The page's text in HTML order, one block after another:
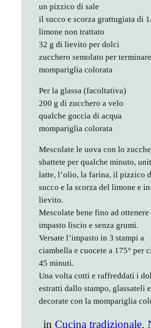
un pizzico di sale
il succo e scorza grattugiata di
limone non trattato
32 g di lievito per dolci
zucchero semolato per terminare
mompariglia colorata
Per la glassa (facoltativa)
200 g di zucchero a velo
qualche goccia di acqua
mompariglia colorata
Mescolate le uova con lo
sbattete per qualche minuto,
latte, l’olio, la farina, il pizzico
succo e la scorza del limone e
lievito.
Mescolate bene fino ad ottenere
impasto liscio e senza grumi.
Versate l’impasto in 3 stampi a
ciambella e cuocete a 175° per
45 minuti.
Una volta cotti e raffreddati i
estratti dallo stampo, glassateli e
decorate con la mompariglia
in Cucina tradizionale,